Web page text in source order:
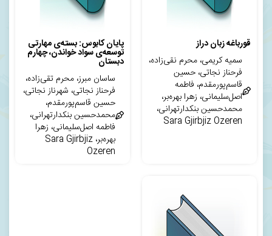
قورباغه زبان دراز
سمیه کریمی، محرم نقی‌زاده،
فرحناز نجاتی، حسین
قاسم‌پورمقدم، فاطمه
اصل‌سلیمانی، زهرا بهره‌بر،
محمدحسین بنکدارتهرانی،
Sara Gjirbjiz Ozeren
پایان کابوس: بسته‌ی مهارتی
توسعه‌ی سواد خواندن، چهارم
دبستان
ساسان مبرز، محرم تقی‌زاده،
فرحناز نجاتی، شهرناز نجاتی،
حسین قاسم‌پورمقدم،
محمدحسین بنکدارتهرانی،
فاطمه اصل‌سلیمانی، زهرا
بهره‌بر، Sara Gjirbjiz
Ozeren